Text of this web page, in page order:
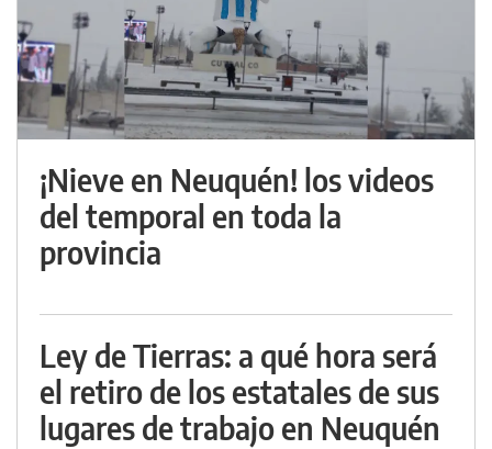
¡Nieve en Neuquén! los videos
del temporal en toda la
provincia
Ley de Tierras: a qué hora será
el retiro de los estatales de sus
lugares de trabajo en Neuquén